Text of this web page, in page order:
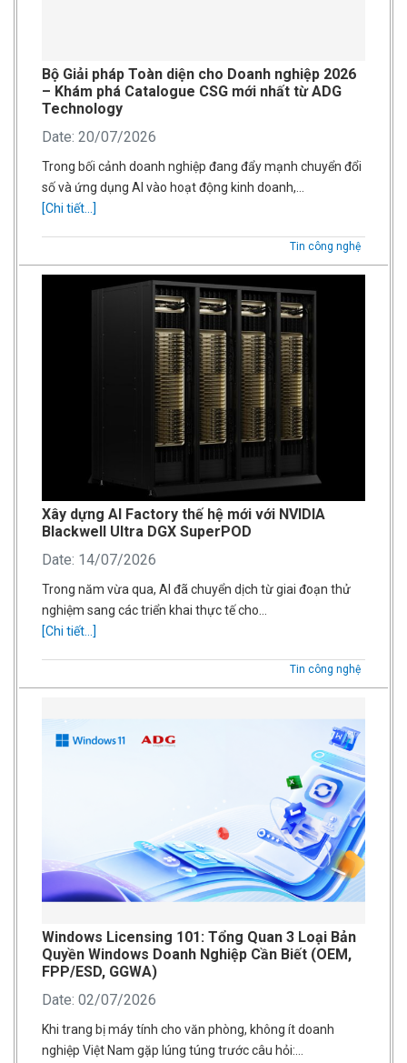
Bộ Giải pháp Toàn diện cho Doanh nghiệp 2026
– Khám phá Catalogue CSG mới nhất từ ADG
Technology
Date: 20/07/2026
Trong bối cảnh doanh nghiệp đang đẩy mạnh chuyển đổi
số và ứng dụng AI vào hoạt động kinh doanh,…
[Chi tiết...]
Tin công nghệ
Xây dựng AI Factory thế hệ mới với NVIDIA
Blackwell Ultra DGX SuperPOD
Date: 14/07/2026
Trong năm vừa qua, AI đã chuyển dịch từ giai đoạn thử
nghiệm sang các triển khai thực tế cho…
[Chi tiết...]
Tin công nghệ
Windows Licensing 101: Tổng Quan 3 Loại Bản
Quyền Windows Doanh Nghiệp Cần Biết (OEM,
FPP/ESD, GGWA)
Date: 02/07/2026
Khi trang bị máy tính cho văn phòng, không ít doanh
nghiệp Việt Nam gặp lúng túng trước câu hỏi:…